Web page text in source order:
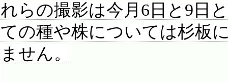
れらの撮影は今月6日と9日
ての種や株については杉板
ません。